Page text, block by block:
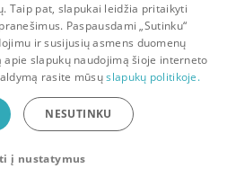
Pokalbiai Pranešimai Paskyra
dar patogiau!
Taip pat, slapukai leidžia pritaikyti
Paspausdami „Sutinku“
ir susijusių asmens duomenų
slapukų naudojimą šioje interneto
rasite mūsųslapukų politikoje.
NESUTINKU
į nustatymus